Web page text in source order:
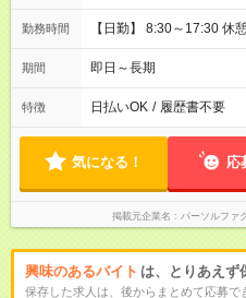
勤務時間 【日勤】 8:30～17:30 休
期間 即日～長期
特徴 日払いOK / 履歴書不要
気になる！ 応
掲載元企業名 パーソルファ
興味のあるバイト は、とりあえず
保存した求人は、後からまとめて応募で